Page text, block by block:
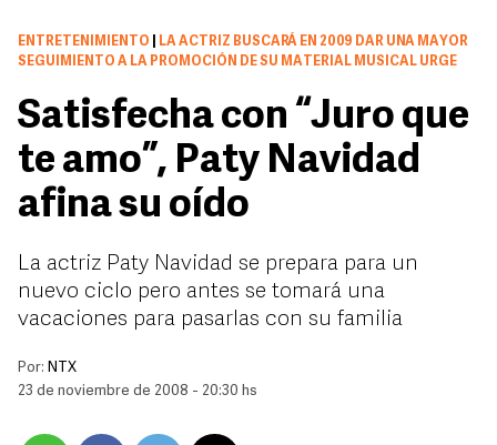
ENTRETENIMIENTO
LA ACTRIZ BUSCARÁ EN 2009 DAR UNA MAYOR
SEGUIMIENTO A LA PROMOCIÓN DE SU MATERIAL MUSICAL URGE
Satisfecha con “Juro que
te amo”, Paty Navidad
afina su oído
La actriz Paty Navidad se prepara para un
nuevo ciclo pero antes se tomará una
vacaciones para pasarlas con su familia
Por: NTX
23 de noviembre de 2008 - 20:30 hs